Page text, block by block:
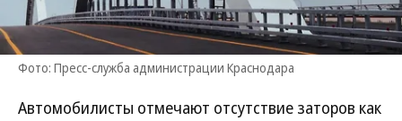
Фото: Пресс-служба администрации Краснодара
Автомобилисты отмечают отсутствие заторов как